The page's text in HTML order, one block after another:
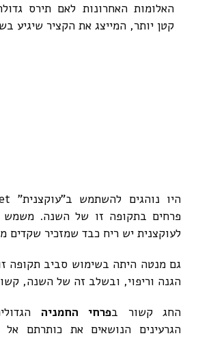
האלומות האחרונות לאם תירס
קטן יותר, המייצג את הקציר שיגיע
פרחים בתקופה זו של השנה. משמש
לעוקצנית יש ריח כבד שמזכיר שקדים
גם מנטה היתה בשימוש סביב תקופה
הגנה וריפוי, ובשלב זה של השנה,
החג קשור בפרחי החמניה
הגרעינים הנושאים את כותרתם